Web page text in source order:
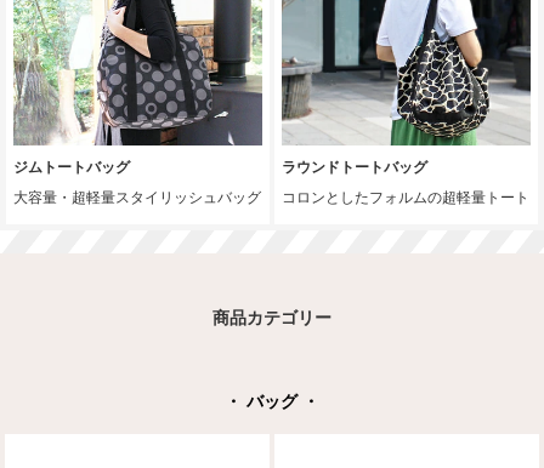
ジムトートバッグ
大容量・超軽量スタイリッシュバッグ
ラウンドトートバッグ
コロンとしたフォルムの超軽量トート
商品カテゴリー
・ バッグ ・